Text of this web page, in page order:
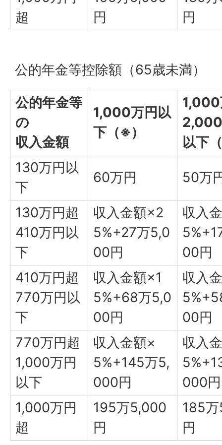
超
円
円
公的年金等控除額（65歳未満）
公的年金等
の
収入金額
1,000万円以
下（※）
1,000
以下
130万円以
下
60万円 50万
130万円超
410万円以
下
収入金額×2
5%+27万5,0
00円
収入
00円
410万円超
770万円以
下
収入金額×1
5%+68万5,0
00円
収入
00円
770万円超
1,000万円
以下
収入金額×
5%+145万5,
000円
収入
000円
1,000万円
超
195万5,000
円
185
円